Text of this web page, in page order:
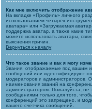
Как мне включить отображение
На вкладке «Профиль» личного
использованием четырёх
аватара» или «Загружаемая
поддержка аватар, а также какие
можете использовать аватары,
выяснения причин.
Вернуться к началу
Что такое звание и как я могу
Звания, отображаемые под вашим
сообщений или идентифицируют
модераторов и администраторов.
наименования званий на
администратором. Пожалуйста,
сообщениями только для того,
конференций это запрещено, и
вашего счётчика сообщений.